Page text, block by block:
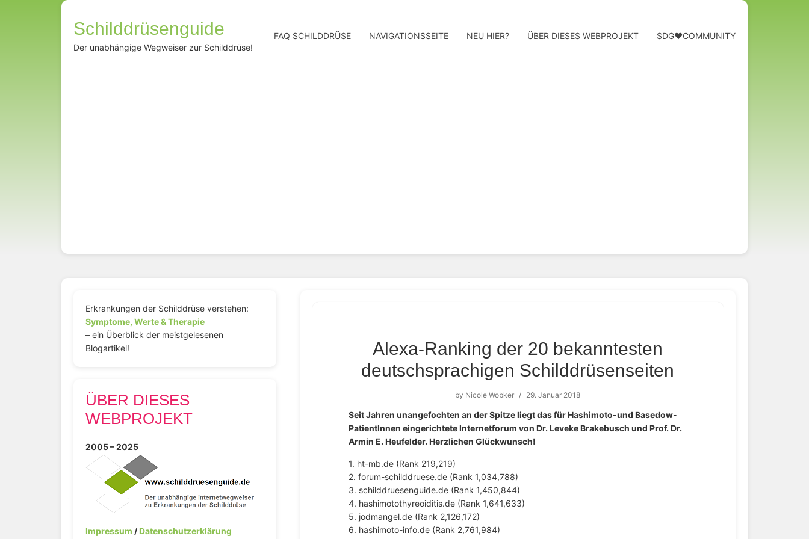
Schilddrüsenguide
Der unabhängige Wegweiser zur Schilddrüse!
FAQ SCHILDDRÜSE NAVIGATIONSSEITE NEU HIER? ÜBER DIESES WEBPROJEKT SDG❤️COMMUNITY
Alexa-Ranking der 20 bekanntesten
deutschsprachigen Schilddrüsenseiten
by Nicole Wobker / 29. Januar 2018
Seit Jahren unangefochten an der Spitze liegt das für Hashimoto-und Basedow-
PatientInnen eingerichtete Internetforum von Dr. Leveke Brakebusch und Prof. Dr.
Armin E. Heufelder. Herzlichen Glückwunsch!
1. ht-mb.de (Rank 219,219)
2. forum-schilddruese.de (Rank 1,034,788)
3. schilddruesenguide.de (Rank 1,450,844)
4. hashimotothyreoiditis.de (Rank 1,641,633)
5. jodmangel.de (Rank 2,126,172)
6. hashimoto-info.de (Rank 2,761,984)
Erkrankungen der Schilddrüse verstehen:
Symptome, Werte & Therapie
– ein Überblick der meistgelesenen
Blogartikel!
ÜBER DIESES
WEBPROJEKT
2005 – 2025
Impressum /Datenschutzerklärung